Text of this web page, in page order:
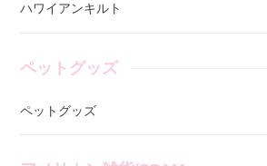
ハワイアンキルト
ペットグッズ
ペットグッズ